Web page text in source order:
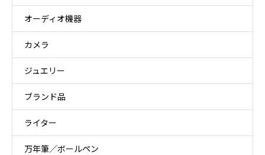
オーディオ機器
カメラ
ジュエリー
ブランド品
ライター
万年筆／ボールペン